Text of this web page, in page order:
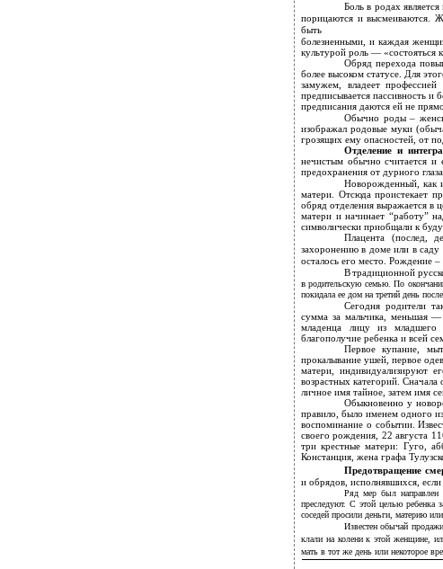
Боль в родах
порицаются и высмеиваются.
быть
болезненными, и каждая
культурой роль — «состояться
Обряд перехода
более высоком статусе. Для
замужем, владеет профессией
предписывается пассивность и
предписания даются ей не
Обычно роды –
изображал родовые муки
грозящих ему опасностей, от
Отделение и
нечистым обычно считается и
предохранения от дурного
Новорожденный, как
матери. Отсюда проистекает
обряд отделения выражается в
матери и начинает “работу”
символически приобщали к
Плацента (послед,
захоронению в доме или в саду
осталось его место. Рождение –
Втрадиционной
в родительскую семью. По
покидала ее дом на третий день
Сегодня родители
сумма за мальчика, меньшая —
младенца лицу из младшего
благополучие ребенка и всей
Первое купание,
прокалывание ушей, первое
матери, индивидуализируют
возрастных категорий.
личное имя тайное, затем имя
Обыкновенно у
правило, было именем одного
воспоминание о событии.
своего рождения, 22 августа
три крестные матери: Гуго,
Констанция, жена графа
Предотвращение
и обрядов, исполнявшихся,
Ряд мер был направлен
преследуют. С этой целью ребенка
соседей просили деньги, материю
Известен обычай
клали на колени к этой женщине,
мать в тот же день или некоторое